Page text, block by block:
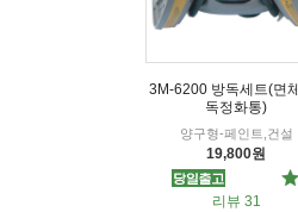
3M-6200 방독세트(면
독정화통)
양구형-페인트,건설
19,800원
리뷰 31